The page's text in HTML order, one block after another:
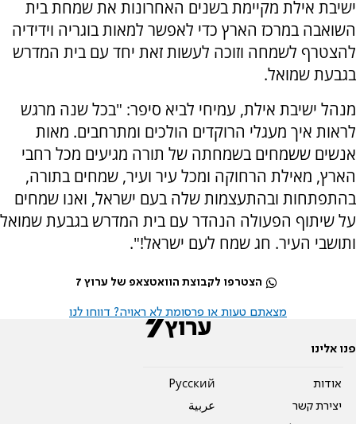
ישיבת אילת מקיימת בשנים האחרונות את שמחת בית
השואבה במרכז הארץ כדי לאפשר למאות בוגריה וידידיה
להצטרף לשמחה וזוכה לעשות זאת יחד עם בית המדרש
בגבעת שמואל.
מנהל ישיבת אילת, עמיחי לביא סיפר: "בכל שנה מרגש
לראות איך מעגלי הרוקדים הולכים ומתרחבים. מאות
אנשים ששמחים בשמחתה של תורה מגיעים מכל רחבי
הארץ, מאילת הרחוקה ומכל עיר ועיר, שמחים בתורה,
בהתפתחות ובהתעצמות שלה בעם ישראל, ואנו שמחים
על שיתוף הפעולה הנהדר עם בית המדרש בגבעת שמואל
ותושבי העיר. חג שמח לעם ישראל!".
הצטרפו לקבוצת הוואטצאפ של ערוץ 7
מצאתם טעות או פרסומת לא ראויה? דווחו לנו
פנו אלינו
אודות
יצירת קשר
Pусский
عربية